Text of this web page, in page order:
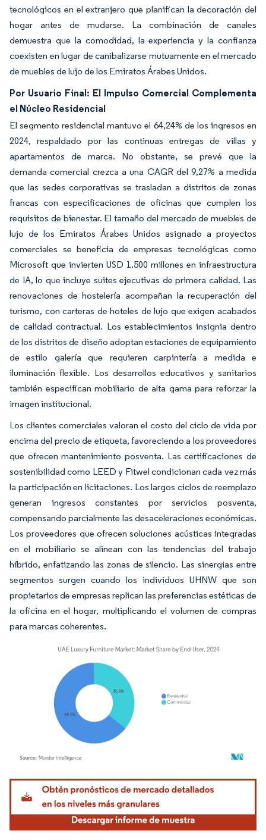
tecnológicos en el extranjero que planifican la decoración del
hogar antes de mudarse. La combinación de canales
demuestra que la comodidad, la experiencia y la confianza
coexisten en lugar de canibalizarse mutuamente en el mercado
de muebles de lujo de los Emiratos Árabes Unidos.
Por Usuario Final: El Impulso Comercial Complementa
el Núcleo Residencial
El segmento residencial mantuvo el 64,24% de los ingresos en
2024, respaldado por las continuas entregas de villas y
apartamentos de marca. No obstante, se prevé que la
demanda comercial crezca a una CAGR del 9,27% a medida
que las sedes corporativas se trasladan a distritos de zonas
francas con especificaciones de oficinas que cumplen los
requisitos de bienestar. El tamaño del mercado de muebles de
lujo de los Emiratos Árabes Unidos asignado a proyectos
comerciales se beneficia de empresas tecnológicas como
Microsoft que invierten USD 1.500 millones en infraestructura
de IA, lo que incluye suites ejecutivas de primera calidad. Las
renovaciones de hostelería acompañan la recuperación del
turismo, con carteras de hoteles de lujo que exigen acabados
de calidad contractual. Los establecimientos insignia dentro
de los distritos de diseño adoptan estaciones de equipamiento
de estilo galería que requieren carpintería a medida e
iluminación flexible. Los desarrollos educativos y sanitarios
también especifican mobiliario de alta gama para reforzar la
imagen institucional.
Los clientes comerciales valoran el costo del ciclo de vida por
encima del precio de etiqueta, favoreciendo a los proveedores
que ofrecen mantenimiento posventa. Las certificaciones de
sostenibilidad como LEED y Fitwel condicionan cada vez más
la participación en licitaciones. Los largos ciclos de reemplazo
generan ingresos constantes por servicios posventa,
compensando parcialmente las desaceleraciones económicas.
Los proveedores que ofrecen soluciones acústicas integradas
en el mobiliario se alinean con las tendencias del trabajo
híbrido, enfatizando las zonas de silencio. Las sinergias entre
segmentos surgen cuando los individuos UHNW que son
propietarios de empresas replican las preferencias estéticas de
la oficina en el hogar, multiplicando el volumen de compras
para marcas coherentes.
Imagen © Mordor Intelligence. El uso requiere atribución según CC BY 4.0.